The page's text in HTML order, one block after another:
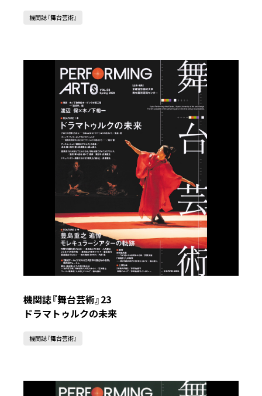
機関誌『舞台芸術』
機関誌『舞台芸術』23
ドラマトゥルクの未来
機関誌『舞台芸術』